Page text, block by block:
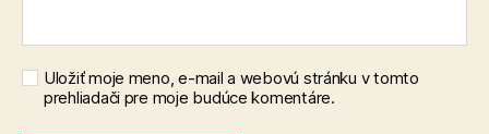
Uložiť moje meno, e-mail a webovú stránku v tomto
prehliadači pre moje budúce komentáre.